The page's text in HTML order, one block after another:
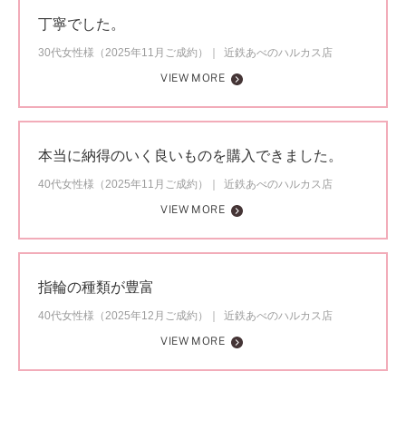
丁寧でした。
30代女性様（2025年11月ご成約）
近鉄あべのハルカス店
VIEW MORE
本当に納得のいく良いものを購入できました。
40代女性様（2025年11月ご成約）
近鉄あべのハルカス店
VIEW MORE
指輪の種類が豊富
40代女性様（2025年12月ご成約）
近鉄あべのハルカス店
VIEW MORE